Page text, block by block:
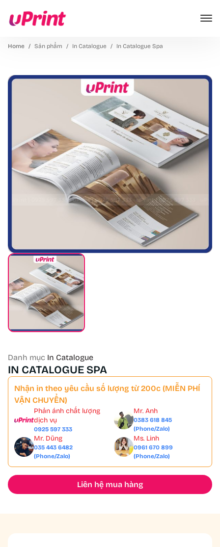
Home Sản phẩm In Catalogue In Catalogue Spa
Danh mục In Catalogue
IN CATALOGUE SPA
Nhận in theo yêu cầu số lượng từ 200c (MIỄN PHÍ
VẬN CHUYỂN)
Phản ánh chất lượng
dịch vụ
0925 597 333
Mr. Anh
0383 618 845
(Phone/Zalo)
Mr. Dũng
035 443 6482
(Phone/Zalo)
Ms. Linh
0961 670 899
(Phone/Zalo)
Liên hệ mua hàng